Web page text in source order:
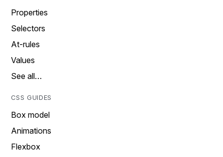
Properties
Selectors
At-rules
Values
See all…
CSS GUIDES
Box model
Animations
Flexbox